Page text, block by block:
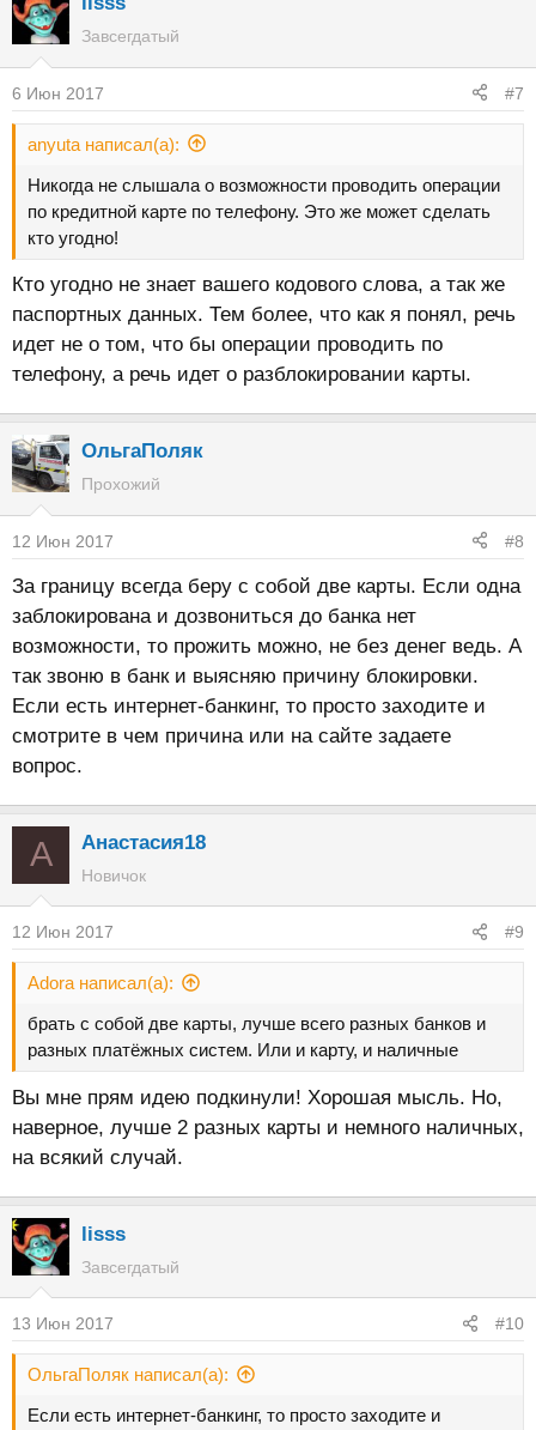
Завсегдатый
6 Июн 2017 #7
anyuta написал(а):
Никогда не слышала о возможности проводить операции
по кредитной карте по телефону. Это же может сделать
кто угодно!
Кто угодно не знает вашего кодового слова, а так же
паспортных данных. Тем более, что как я понял, речь
идет не о том, что бы операции проводить по
телефону, а речь идет о разблокировании карты.
ОльгаПоляк
Прохожий
12 Июн 2017 #8
За границу всегда беру с собой две карты. Если одна
заблокирована и дозвониться до банка нет
возможности, то прожить можно, не без денег ведь. А
так звоню в банк и выясняю причину блокировки.
Если есть интернет-банкинг, то просто заходите и
смотрите в чем причина или на сайте задаете
вопрос.
А Анастасия18
Новичок
12 Июн 2017 #9
Adora написал(а):
брать с собой две карты, лучше всего разных банков и
разных платёжных систем. Или и карту, и наличные
Вы мне прям идею подкинули! Хорошая мысль. Но,
наверное, лучше 2 разных карты и немного наличных,
на всякий случай.
lisss
Завсегдатый
13 Июн 2017 #10
ОльгаПоляк написал(а):
Если есть интернет-банкинг, то просто заходите и